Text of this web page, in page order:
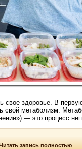
свое здоровье. В
свой метаболизм.
— это процесс
запись полностью